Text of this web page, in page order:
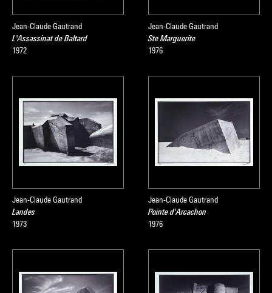
Jean-Claude Gautrand
L'Assassinat de Baltard
1972
Jean-Claude Gautrand
Ste Marguerite
1976
Jean-Claude Gautrand
Landes
1973
Jean-Claude Gautrand
Pointe d'Arcachon
1976